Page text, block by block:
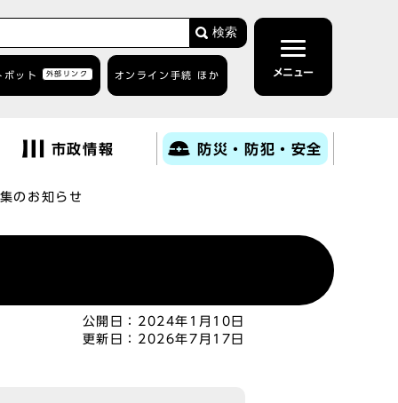
検索
ボット 外部リンク オンライン手続 ほか メニュー
市政情報 防災・防犯・安全
のお知らせ
公開日： 2024年1月10日
更新日： 2026年7月17日